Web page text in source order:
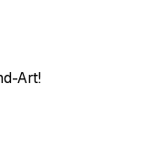
Art!